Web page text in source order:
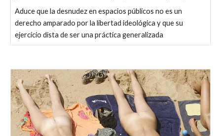
Aduce que la desnudez en espacios públicos no es un
derecho amparado por la libertad ideológica y que su
ejercicio dista de ser una práctica generalizada